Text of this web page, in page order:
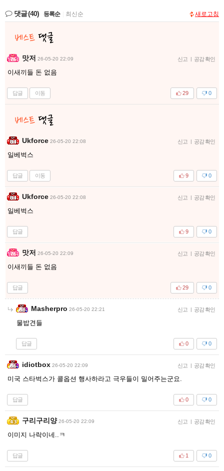
댓글(40) 등록순 최신순 새로고침
맛저 26-05-20 22:09 신고 | 공감 확인
이새끼들 돈 없음
답글 이동 0
29
Ukforce 26-05-20 22:08 신고 | 공감 확인
일베벅스
답글 이동 0
9
Ukforce 26-05-20 22:08 신고 | 공감 확인
일베벅스
답글 0
9
맛저 26-05-20 22:09 신고 | 공감 확인
이새끼들 돈 없음
답글 0
29
Masherpro 26-05-20 22:21 신고 | 공감 확인
물밥견들
답글 0
0
idiotbox 26-05-20 22:09 신고 | 공감 확인
미국 스타벅스가 콜옵션 행사하라고 극우들이 밀어주는군요.
답글 0
0
구리구리양 26-05-20 22:09 신고 | 공감 확인
이미지 나락이네..ㅋ
답글 0
1